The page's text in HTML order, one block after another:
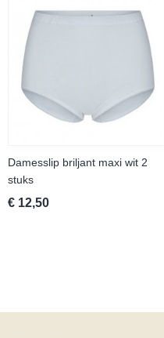
Damesslip briljant maxi wit 2
stuks
€ 12,50